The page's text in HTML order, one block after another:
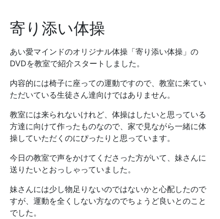
寄り添い体操
あい愛マインドのオリジナル体操「寄り添い体操」の
DVDを教室で紹介スタートしました。
内容的には椅子に座っての運動ですので、教室に来てい
ただいている生徒さん達向けではありません。
教室には来られないけれど、体操はしたいと思っている
方達に向けて作ったものなので、家で見ながら一緒に体
操していただくのにぴったりと思っています。
今日の教室で声をかけてくださった方がいて、妹さんに
送りたいとおっしゃっていました。
妹さんには少し物足りないのではないかと心配したので
すが、運動を全くしない方なのでちょうど良いとのこと
でした。